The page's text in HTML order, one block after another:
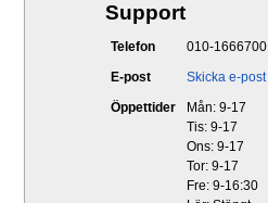
Support
Telefon
010-1666700
E-post
Skicka e-post
Öppettider
Mån: 9-17
Tis: 9-17
Ons: 9-17
Tor: 9-17
Fre: 9-16:30